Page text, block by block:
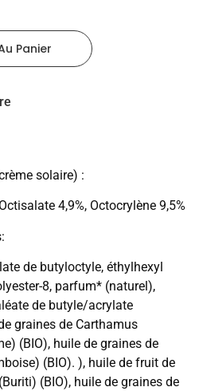
Panier
solaire) :
4,9%, Octocrylène 9,5%
de butyloctyle, éthylhexyl
8, parfum* (naturel),
de butyle/acrylate
graines de Carthamus
(BIO), huile de graines de
(BIO). ), huile de fruit de
(BIO), huile de graines de